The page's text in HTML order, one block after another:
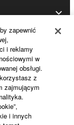
zapewnić
i reklamy
w
obsługi.
z
zajmującym
i innych